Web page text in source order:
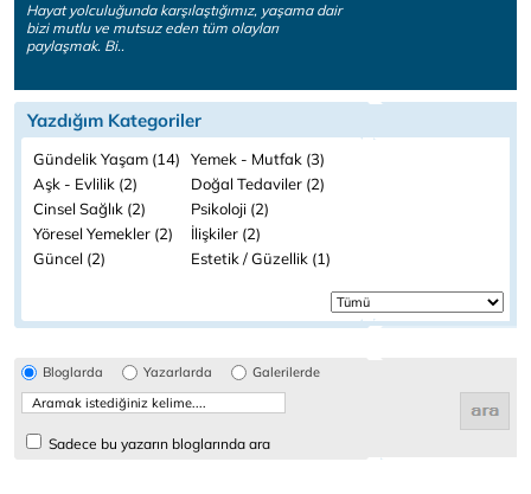
Hayat yolculuğunda karşılaştığımız, yaşama dair
bizi mutlu ve mutsuz eden tüm olayları
paylaşmak. Bi..
Yazdığım Kategoriler
Gündelik Yaşam (14)
Yemek - Mutfak (3)
Aşk - Evlilik (2)
Doğal Tedaviler (2)
Cinsel Sağlık (2)
Psikoloji (2)
Yöresel Yemekler (2)
İlişkiler (2)
Güncel (2)
Estetik / Güzellik (1)
Bloglarda Yazarlarda Galerilerde
Sadece bu yazarın bloglarında ara